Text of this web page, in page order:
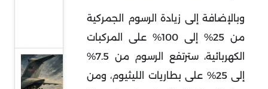
وبالإضافة إلى زيادة الرسوم الجمركية
من 25% إلى 100% على المركبات
الكهربائية، سترتفع الرسوم من 7.5%
إلى 25% على بطاريات الليثيوم، ومن
البحر
الأحمر
قراءة
في